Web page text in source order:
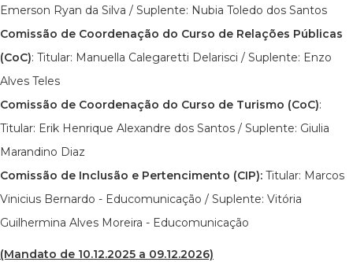
Emerson Ryan da Silva / Suplente: Nubia Toledo dos Santos
Comissão de Coordenação do Curso de Relações Públicas
(CoC): Titular: Manuella Calegaretti Delarisci / Suplente: Enzo
Alves Teles
Comissão de Coordenação do Curso de Turismo (CoC):
Titular: Erik Henrique Alexandre dos Santos / Suplente: Giulia
Marandino Diaz
Comissão de Inclusão e Pertencimento (CIP): Titular: Marcos
Vinicius Bernardo - Educomunicação / Suplente: Vitória
Guilhermina Alves Moreira - Educomunicação
(Mandato de 10.12.2025 a 09.12.2026)